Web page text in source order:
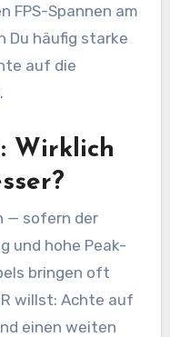
FPS-Spannen am
Du häufig starke
auf die
Wirklich
— sofern der
und hohe Peak-
bringen oft
willst: Achte auf
einen weiten